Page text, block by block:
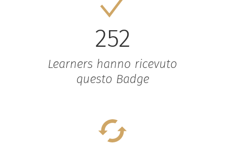
252
Learners hanno ricevuto
questo Badge